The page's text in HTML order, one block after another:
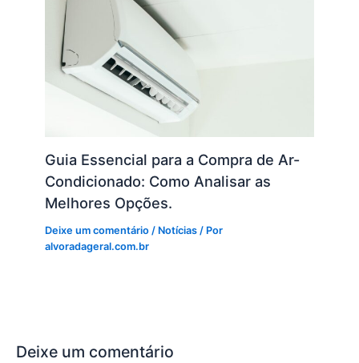
Guia Essencial para a Compra de Ar-
Condicionado: Como Analisar as
Melhores Opções.
Deixe um comentário / Notícias / Por
alvoradageral.com.br
Deixe um comentário